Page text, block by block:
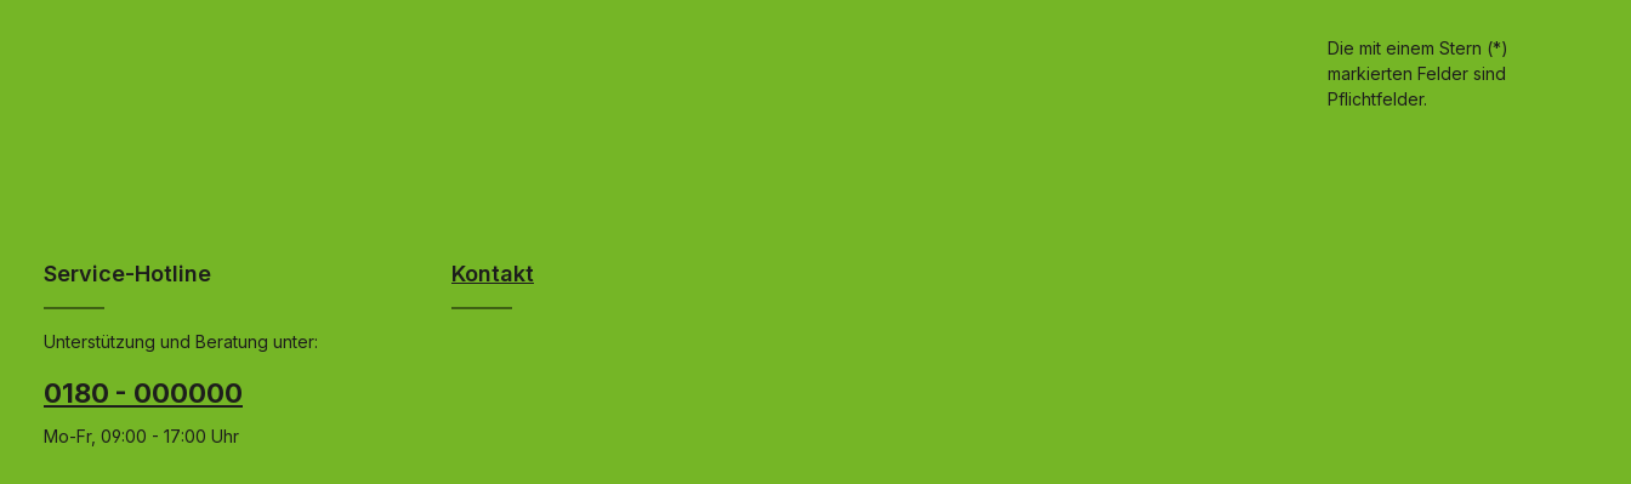
Die mit einem Stern (*)
markierten Felder sind
Pflichtfelder.
Service-Hotline
Unterstützung und Beratung unter:
0180 - 000000
Mo-Fr, 09:00 - 17:00 Uhr
Kontakt